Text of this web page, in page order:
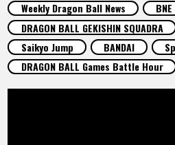
SPECIALS
INFOS
Weekly Dragon Ball News
BNE
DRAGON BALL GEKISHIN SQUADRA
Saikyo Jump
BANDAI
DRAGON BALL Games Battle Hour